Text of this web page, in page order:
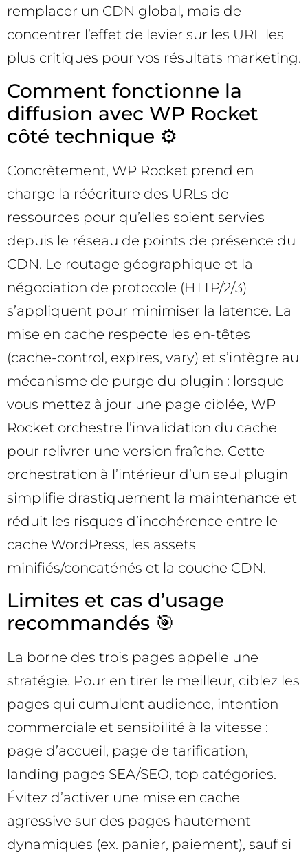
remplacer un CDN global, mais de
concentrer l’effet de levier sur les URL les
plus critiques pour vos résultats marketing.
Comment fonctionne la
diffusion avec WP Rocket
côté technique ⚙️
Concrètement, WP Rocket prend en
charge la réécriture des URLs de
ressources pour qu’elles soient servies
depuis le réseau de points de présence du
CDN. Le routage géographique et la
négociation de protocole (HTTP/2/3)
s’appliquent pour minimiser la latence. La
mise en cache respecte les en-têtes
(cache-control, expires, vary) et s’intègre au
mécanisme de purge du plugin : lorsque
vous mettez à jour une page ciblée, WP
Rocket orchestre l’invalidation du cache
pour relivrer une version fraîche. Cette
orchestration à l’intérieur d’un seul plugin
simplifie drastiquement la maintenance et
réduit les risques d’incohérence entre le
cache WordPress, les assets
minifiés/concaténés et la couche CDN.
Limites et cas d’usage
recommandés 🎯
La borne des trois pages appelle une
stratégie. Pour en tirer le meilleur, ciblez les
pages qui cumulent audience, intention
commerciale et sensibilité à la vitesse :
page d’accueil, page de tarification,
landing pages SEA/SEO, top catégories.
Évitez d’activer une mise en cache
agressive sur des pages hautement
dynamiques (ex. panier, paiement), sauf si